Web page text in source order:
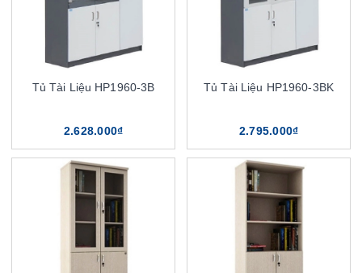
Tủ Tài Liệu HP1960-3B
2.628.000₫
Tủ Tài Liệu HP1960-3BK
2.795.000₫